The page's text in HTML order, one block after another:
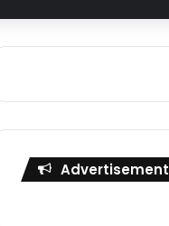
Advertisement